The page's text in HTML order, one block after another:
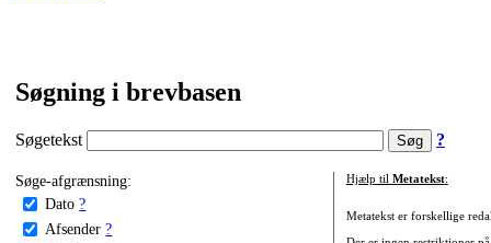
Søgning i brevbasen
Søgetekst ?
Søge-afgrænsning:
Dato ?
Afsender ?
Hjælp til Metatekst:
Metatekst er forskellige